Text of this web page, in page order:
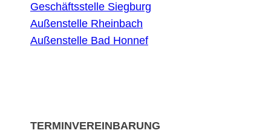
Geschäftsstelle Siegburg
Außenstelle Rheinbach
Außenstelle Bad Honnef
TERMINVEREINBARUNG